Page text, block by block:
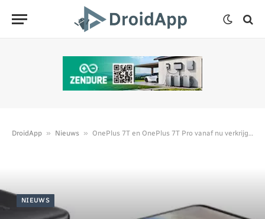
DroidApp » Nieuws » OnePlus 7T en OnePlus 7T Pro vanaf nu verkrijgbaar: aanbiedingen en details
NIEUWS